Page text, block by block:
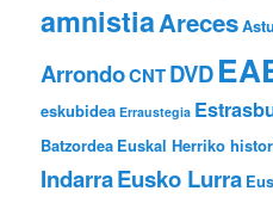
amnistiaAreces
ArrondoCNTDVD
eskubidea Erraustegia
Batzordea Euskal Herriko
IndarraEusko Lurra